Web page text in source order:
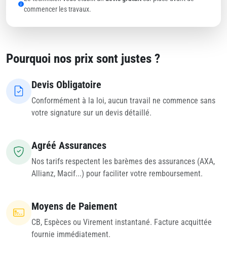
commencer les travaux.
Pourquoi nos prix sont justes ?
Devis Obligatoire
Conformément à la loi, aucun travail ne commence sans
votre signature sur un devis détaillé.
Agréé Assurances
Nos tarifs respectent les barèmes des assurances (AXA,
Allianz, Macif...) pour faciliter votre remboursement.
Moyens de Paiement
CB, Espèces ou Virement instantané. Facture acquittée
fournie immédiatement.